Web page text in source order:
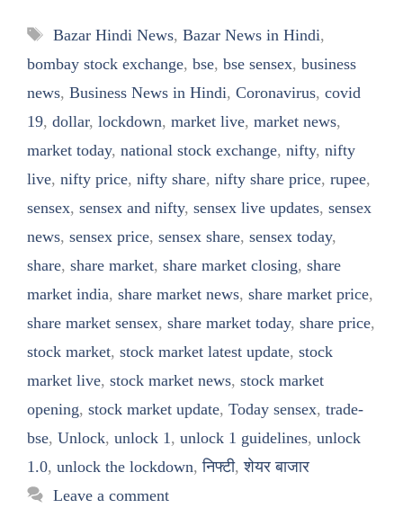
Tags
Bazar Hindi News, Bazar News in Hindi,
bombay stock exchange, bse, bse sensex, business
news, Business News in Hindi, Coronavirus, covid
19, dollar, lockdown, market live, market news,
market today, national stock exchange, nifty, nifty
live, nifty price, nifty share, nifty share price, rupee,
sensex, sensex and nifty, sensex live updates, sensex
news, sensex price, sensex share, sensex today,
share, share market, share market closing, share
market india, share market news, share market price,
share market sensex, share market today, share price,
stock market, stock market latest update, stock
market live, stock market news, stock market
opening, stock market update, Today sensex, trade-
bse, Unlock, unlock 1 , unlock 1 guidelines, unlock
1.0, unlock the lockdown,निफ्टी,शेयर बाजार
Leave a comment